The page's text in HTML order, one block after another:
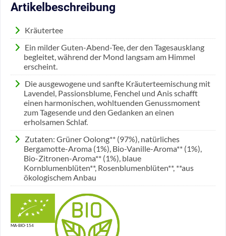
Artikelbeschreibung
Kräutertee
Ein milder Guten-Abend-Tee, der den Tagesausklang
begleitet, während der Mond langsam am Himmel
erscheint.
Die ausgewogene und sanfte Kräuterteemischung mit
Lavendel, Passionsblume, Fenchel und Anis schafft
einen harmonischen, wohltuenden Genussmoment
zum Tagesende und den Gedanken an einen
erholsamen Schlaf.
Zutaten: Grüner Oolong** (97%), natürliches
Bergamotte-Aroma (1%), Bio-Vanille-Aroma** (1%),
Bio-Zitronen-Aroma** (1%), blaue
Kornblumenblüten**, Rosenblumenblüten**, **aus
ökologischem Anbau
MA-BIO-154